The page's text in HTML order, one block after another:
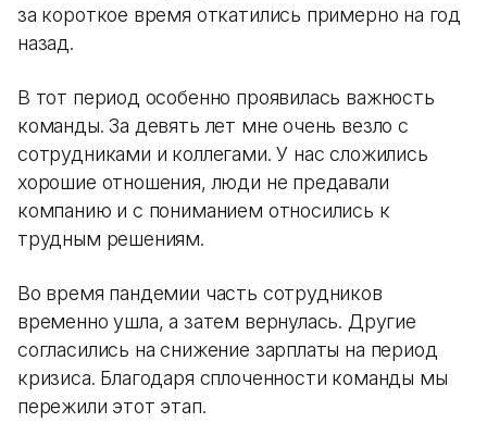
за короткое время откатились примерно на год
назад.
В тот период особенно проявилась важность
команды. За девять лет мне очень везло с
сотрудниками и коллегами. У нас сложились
хорошие отношения, люди не предавали
компанию и с пониманием относились к
трудным решениям.
Во время пандемии часть сотрудников
временно ушла, а затем вернулась. Другие
согласились на снижение зарплаты на период
кризиса. Благодаря сплоченности команды мы
пережили этот этап.